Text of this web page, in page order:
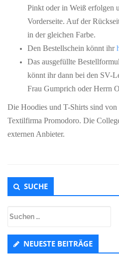
Pinkt oder in Weiß erfolgen
Vorderseite. Auf der
in der gleichen Farbe.
Den Bestellschein könnt ihr
Das ausgefüllte
könnt ihr dann bei den SV-
Frau Gumprich oder Herrn
Die Hoodies und T-Shirts sind von
Textilfirma Promodoro. Die
externen Anbieter.
Untergeordnet
Seitenleiste
SUCHE
NEUESTE BEITRÄGE